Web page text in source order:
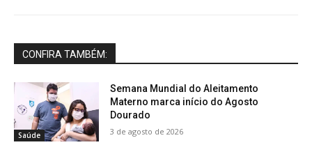
CONFIRA TAMBÉM:
Saúde
Semana Mundial do Aleitamento
Materno marca início do Agosto
Dourado
3 de agosto de 2026